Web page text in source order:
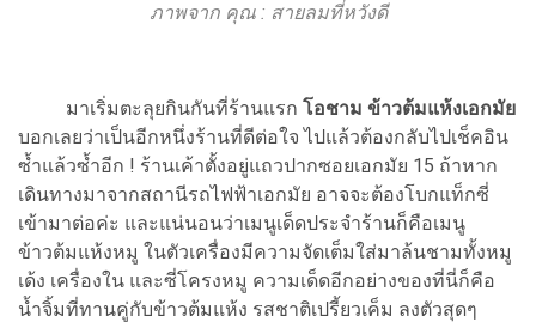
ภาพจาก คุณ : สายลมที่หวังดี
มาเริ่มตะลุยกินกันที่ร้านแรก โอชาม ข้าวต้มแห้งเอกมัย
บอกเลยว่าเป็นอีกหนึ่งร้านที่ดีต่อใจ ไปแล้วต้องกลับไปเช็คอิน
ซ้ำแล้วซ้ำอีก ! ร้านเค้าตั้งอยู่แถวปากซอยเอกมัย 15 ถ้าหาก
เดินทางมาจากสถานีรถไฟฟ้าเอกมัย อาจจะต้องโบกแท็กซี่
เข้ามาต่อค่ะ และแน่นอนว่าเมนูเด็ดประจำร้านก็คือเมนู
ข้าวต้มแห้งหมู ในตัวเครื่องมีความจัดเต็มใส่มาล้นชามทั้งหมู
เด้ง เครื่องใน และซี่โครงหมู ความเด็ดอีกอย่างของที่นี่ก็คือ
น้ำจิ้มที่ทานคู่กับข้าวต้มแห้ง รสชาติเปรี้ยวเค็ม ลงตัวสุดๆ